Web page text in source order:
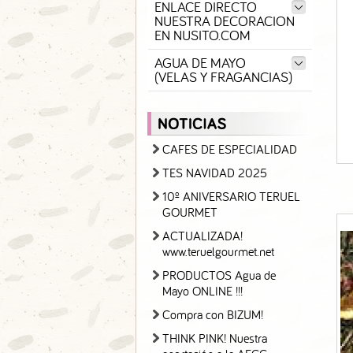
ENLACE DIRECTO
NUESTRA DECORACION
EN NUSITO.COM
AGUA DE MAYO
(VELAS Y FRAGANCIAS)
CAFES DE ESPECIALIDAD
TES NAVIDAD 2025
10º ANIVERSARIO TERUEL
GOURMET
ACTUALIZADA!
www.teruelgourmet.net
PRODUCTOS Agua de
Mayo ONLINE !!!
Compra con BIZUM!
THINK PINK! Nuestra